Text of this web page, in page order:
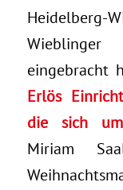
Heidelberg-
eingebracht
Erlös
die sich
Miriam